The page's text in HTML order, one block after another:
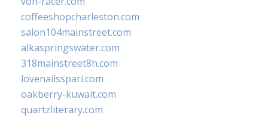
coffeeshopcharleston.com
salon104mainstreet.com
alkaspringswater.com
318mainstreet8h.com
lovenailsspari.com
oakberry-kuwait.com
quartzliterary.com